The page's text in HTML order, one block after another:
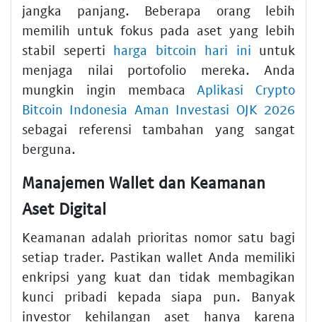
jangka panjang. Beberapa orang lebih
memilih untuk fokus pada aset yang lebih
stabil seperti harga bitcoin hari ini untuk
menjaga nilai portofolio mereka. Anda
mungkin ingin membaca Aplikasi Crypto
Bitcoin Indonesia Aman Investasi OJK 2026
sebagai referensi tambahan yang sangat
berguna.
Manajemen Wallet dan Keamanan
Aset Digital
Keamanan adalah prioritas nomor satu bagi
setiap trader. Pastikan wallet Anda memiliki
enkripsi yang kuat dan tidak membagikan
kunci pribadi kepada siapa pun. Banyak
investor kehilangan aset hanya karena